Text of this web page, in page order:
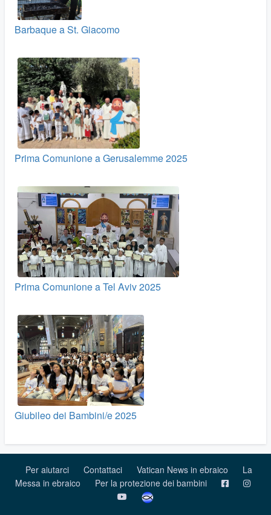
Barbaque a St. Giacomo
Prima Comunione a Gerusalemme 2025
Prima Comunione a Tel Aviv 2025
Giubileo dei Bambini/e 2025
Per aiutarci Contattaci Vatican News in ebraico
La
Messa in ebraico
Per la protezione dei bambini